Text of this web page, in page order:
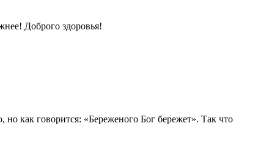
Доброго здоровья!
как говорится: «Береженого Бог бережет». Так что